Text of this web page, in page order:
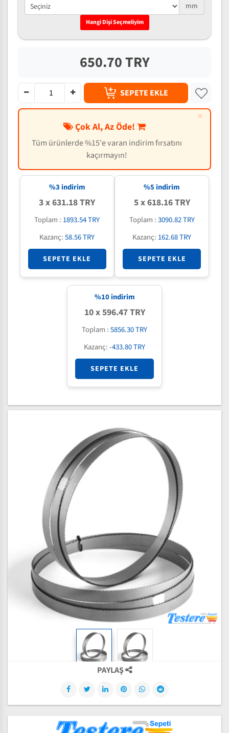
mm
Hangi Dişi Seçmeliyim
650.70 TRY
SEPETE EKLE
×
Çok Al, Az Öde!
Tüm ürünlerde %15'e varan indirim fırsatını
kaçırmayın!
%3 indirim
3 x 631.18 TRY
Toplam : 1893.54 TRY
Kazanç:58.56 TRY
SEPETE EKLE
%5 indirim
5 x 618.16 TRY
Toplam :3090.82 TRY
Kazanç: 162.68 TRY
SEPETE EKLE
%10indirim
10 x 596.47 TRY
Toplam :5856.30 TRY
Kazanç:-433.80 TRY
SEPETE EKLE
PAYLAŞ